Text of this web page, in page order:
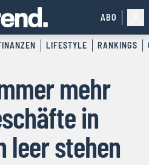
ABO
LIFESTYLE RANKINGS
mehr
in
leer stehen